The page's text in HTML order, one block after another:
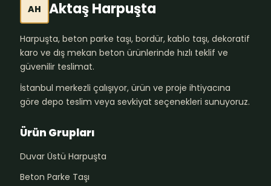
AH Aktaş Harpuşta
Harpuşta, beton parke taşı, bordür, kablo taşı, dekoratif
karo ve dış mekan beton ürünlerinde hızlı teklif ve
güvenilir teslimat.
İstanbul merkezli çalışıyor, ürün ve proje ihtiyacına
göre depo teslim veya sevkiyat seçenekleri sunuyoruz.
Ürün Grupları
Duvar Üstü Harpuşta
Beton Parke Taşı